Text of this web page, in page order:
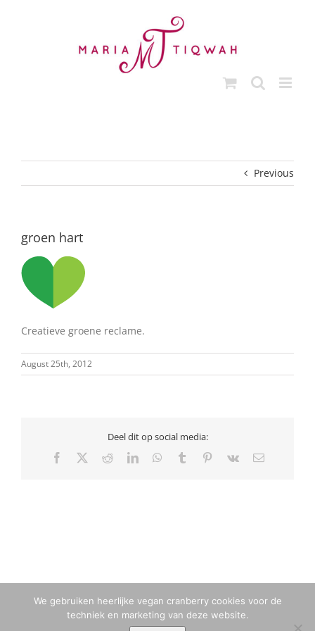
Previous
groen hart
Creatieve groene reclame.
August 25th, 2012
Deel dit op social media:
Facebook RedditLinkedInWhatsApp
Tumblr Pinterest
Vk Email
We gebruiken heerlijke vegan cranberry cookies voor de
techniek en marketing van deze website.